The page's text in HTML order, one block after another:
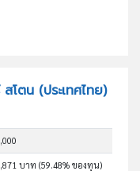
โตน (ประเทศไทย)
บาท (59.48% ของทุน)